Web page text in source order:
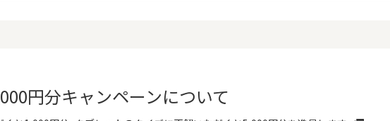
円分キャンペーンについて